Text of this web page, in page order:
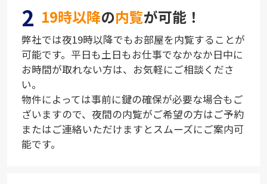
2 19時以降の内覧が可能！
弊社では夜19時以降でもお部屋を内覧することが
可能です。平日も土日もお仕事でなかなか日中に
お時間が取れない方は、お気軽にご相談くださ
い。
物件によっては事前に鍵の確保が必要な場合もご
ざいますので、夜間の内覧がご希望の方はご予約
またはご連絡いただけますとスムーズにご案内可
能です。